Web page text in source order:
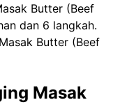
Butter (Beef
dan 6 langkah.
Butter (Beef
Masak